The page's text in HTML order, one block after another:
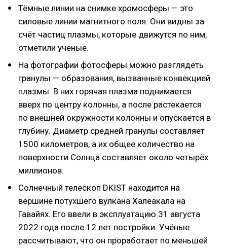
Тёмные линии на снимке хромосферы — это
силовые линии магнитного поля. Они видны за
счёт частиц плазмы, которые движутся по ним,
отметили учёные.
На фотографии фотосферы можно разглядеть
гранулы — образования, вызванные конвекцией
плазмы. В них горячая плазма поднимается
вверх по центру колонны, а после растекается
по внешней окружности колонны и опускается в
глубину. Диаметр средней гранулы составляет
1500 километров, а их общее количество на
поверхности Солнца составляет около четырёх
миллионов.
Солнечный телескоп DKIST находится на
вершине потухшего вулкана Халеакала на
Гавайях. Его ввели в эксплуатацию 31 августа
2022 года после 12 лет постройки. Учёные
рассчитывают, что он проработает по меньшей